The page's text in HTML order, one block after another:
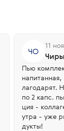
ЧО
11
Пью
лагодарят.
по 2 капс.
ция -
утра - уже
дукты!